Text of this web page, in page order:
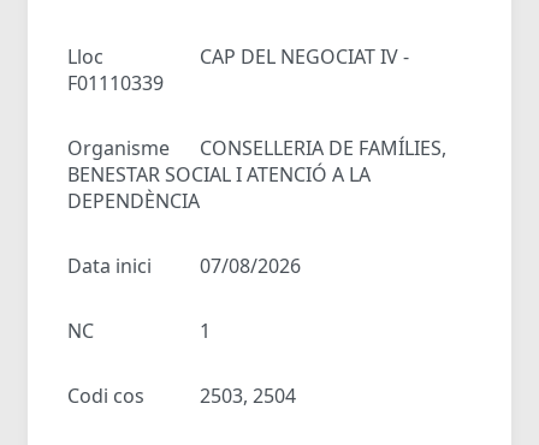
Lloc
CAP DEL NEGOCIAT IV -
F01110339
Organisme
CONSELLERIA DE FAMÍLIES,
BENESTAR SOCIAL I ATENCIÓ A LA
DEPENDÈNCIA
Data inici 07/08/2026
NC 1
Codi cos 2503, 2504